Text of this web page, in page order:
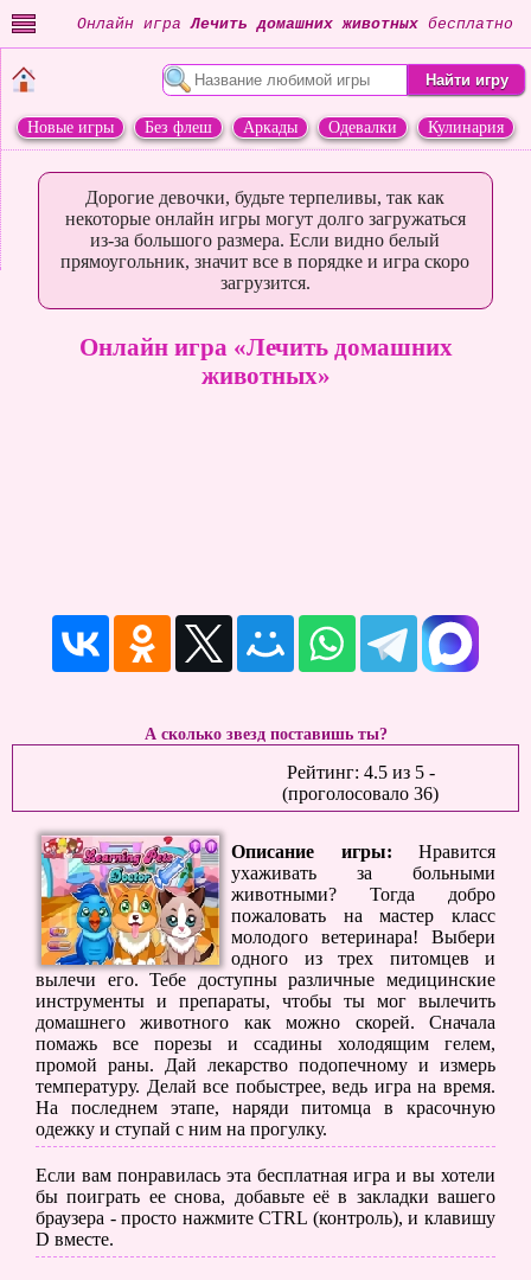
Онлайн играЛечить домашних животных бесплатно
Новые игры Без флеш Аркады Одевалки
Кулинария
Дорогие девочки, будьте терпеливы, так как
некоторые онлайн игры могут долго загружаться
из-за большого размера. Если видно белый
прямоугольник, значит все в порядке и игра скоро
загрузится.
Онлайн игра «Лечить домашних
животных»
А сколько звезд поставишь ты?
Рейтинг: 4.5из 5-
(проголосовало 36)
Описание игры: Нравится
ухаживать за больными
животными? Тогда добро
пожаловать на мастер класс
молодого ветеринара! Выбери
одного из трех питомцев и
вылечи его. Тебе доступны различные медицинские
инструменты и препараты, чтобы ты мог вылечить
домашнего животного как можно скорей. Сначала
помажь все порезы и ссадины холодящим гелем,
промой раны. Дай лекарство подопечному и измерь
температуру. Делай все побыстрее, ведь игра на время.
На последнем этапе, наряди питомца в красочную
одежку и ступай с ним на прогулку.
Если вам понравилась эта бесплатная игра и вы хотели
бы поиграть ее снова, добавьте её в закладки вашего
браузера - просто нажмите CTRL (контроль), и клавишу
D вместе.